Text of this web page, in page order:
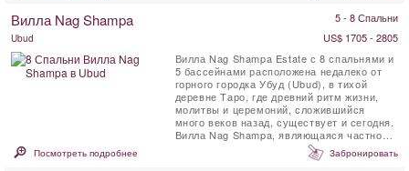
Вилла Nag Shampa 5 - 8 Спальни
Ubud
US$ 1705 - 2805
Вилла Nag Shampa Estate с 8 спальнями и
5 бассейнами расположена недалеко от
горного городка Убуд (Ubud), в тихой
деревне Таро, где древний ритм жизни,
молитвы и церемоний, сложившийся
много веков назад, существует и сегодня.
Вилла Nag Shampa, являющаяся частной
Посмотреть подробнее Забронировать